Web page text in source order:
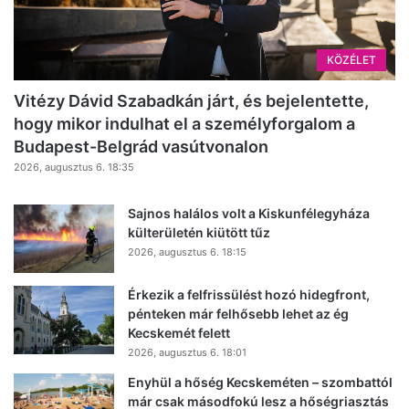
KÖZÉLET
Vitézy Dávid Szabadkán járt, és bejelentette,
hogy mikor indulhat el a személyforgalom a
Budapest-Belgrád vasútvonalon
2026, augusztus 6. 18:35
Sajnos halálos volt a Kiskunfélegyháza
külterületén kiütött tűz
2026, augusztus 6. 18:15
Érkezik a felfrissülést hozó hidegfront,
pénteken már felhősebb lehet az ég
Kecskemét felett
2026, augusztus 6. 18:01
Enyhül a hőség Kecskeméten – szombattól
már csak másodfokú lesz a hőségriasztás